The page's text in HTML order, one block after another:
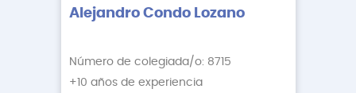
Alejandro Condo Lozano
Número de colegiada/o: 8715
+10 años de experiencia